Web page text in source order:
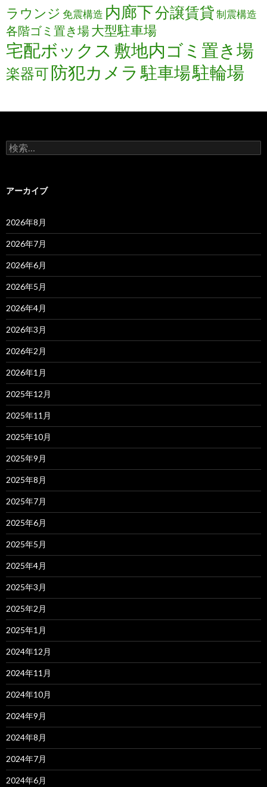
ラウンジ 免震構造 内廊下分譲賃貸制震構造
各階ゴミ置き場大型駐車場
宅配ボックス 敷地内ゴミ置き場
楽器可防犯カメラ 駐車場駐輪場
検
索:
アーカイブ
2026年8月
2026年7月
2026年6月
2026年5月
2026年4月
2026年3月
2026年2月
2026年1月
2025年12月
2025年11月
2025年10月
2025年9月
2025年8月
2025年7月
2025年6月
2025年5月
2025年4月
2025年3月
2025年2月
2025年1月
2024年12月
2024年11月
2024年10月
2024年9月
2024年8月
2024年7月
2024年6月